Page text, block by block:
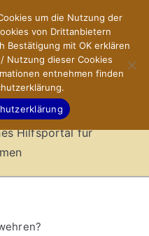
Hilfsportal für
um die Nutzung der
von Drittanbietern
Bestätigung mit OK erklären
Nutzung dieser Cookies
entnehmen finden